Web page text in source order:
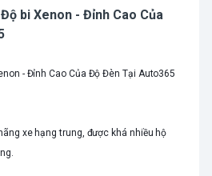
bi Xenon - Đỉnh Cao Của
- Đỉnh Cao Của Độ Đèn Tại Auto365
xe hạng trung, được khá nhiều hộ